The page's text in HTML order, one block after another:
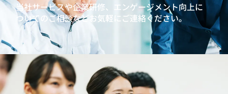
当社サービスや企業研修、エンゲージメント向上に
ついてのご相談などお気軽にご連絡ください。